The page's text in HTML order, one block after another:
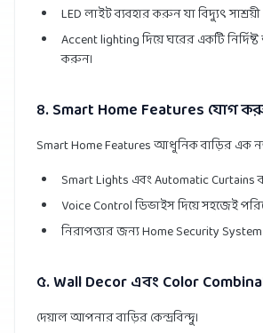
LED লাইট ব্যবহার করুন যা বিদ্যুৎ সাশ্রয়ী
Accent lighting দিয়ে ঘরের একটি
করুন।
৪. Smart Home Features যোগ
Smart Home Features আধুনিক বাড়ির এক
Smart Lights এবং Automatic Curtains
Voice Control ডিভাইস দিয়ে সহজেই
নিরাপত্তার জন্য Home Security
৫. Wall Decor এবং Color
দেয়াল আপনার বাড়ির কেন্দ্রবিন্দু।